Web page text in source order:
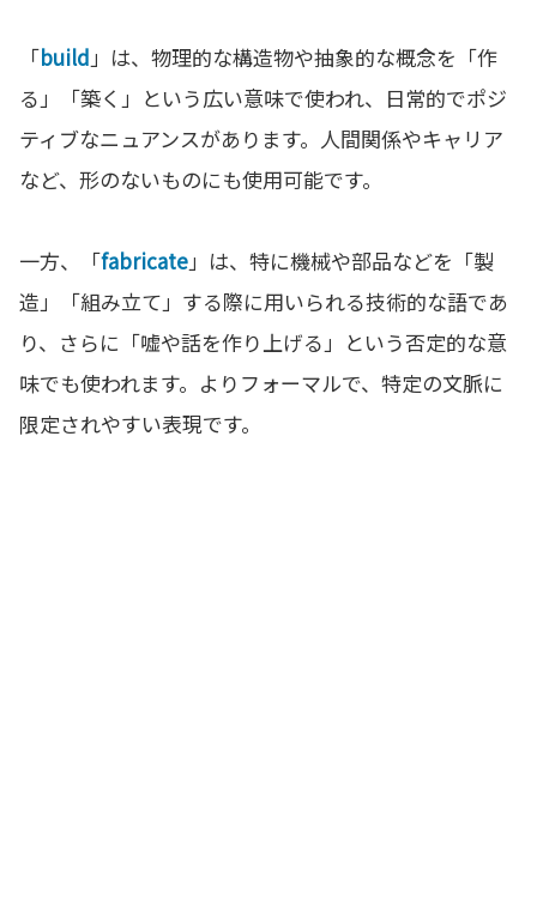
「build」は、物理的な構造物や抽象的な概念を「作
る」「築く」という広い意味で使われ、日常的でポジ
ティブなニュアンスがあります。人間関係やキャリア
など、形のないものにも使用可能です。
一方、「fabricate」は、特に機械や部品などを「製
造」「組み立て」する際に用いられる技術的な語であ
り、さらに「嘘や話を作り上げる」という否定的な意
味でも使われます。よりフォーマルで、特定の文脈に
限定されやすい表現です。